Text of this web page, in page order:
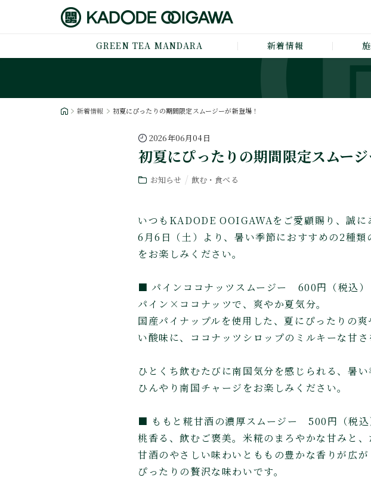
GREEN TEA MANDARA 新着情報
新着情報 初夏にぴったりの期間限定スムージーが新登場！
2026年06月04日
初夏にぴったりの期間限定スムージ
お知らせ 飲む・食べる
いつもKADODE OOIGAWAをご愛顧賜り、誠に
6月6日（土）より、暑い季節におすすめの2種
をお楽しみください。
■ パインココナッツスムージー 600円（税込）
パイン×ココナッツで、爽やか夏気分。
国産パイナップルを使用した、夏にぴったりの
い酸味に、ココナッツシロップのミルキーな甘さ
ひとくち飲むたびに南国気分を感じられる、暑い
ひんやり南国チャージをお楽しみください。
■ ももと糀甘酒の濃厚スムージー 500円（税込
桃香る、飲むご褒美。米糀のまろやかな甘みと
甘酒のやさしい味わいとももの豊かな香りが広
ぴったりの贅沢な味わいです。